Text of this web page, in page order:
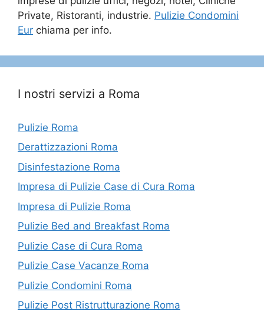
Private, Ristoranti, industrie. Pulizie Condomini
Eur chiama per info.
I nostri servizi a Roma
Pulizie Roma
Derattizzazioni Roma
Disinfestazione Roma
Impresa di Pulizie Case di Cura Roma
Impresa di Pulizie Roma
Pulizie Bed and Breakfast Roma
Pulizie Case di Cura Roma
Pulizie Case Vacanze Roma
Pulizie Condomini Roma
Pulizie Post Ristrutturazione Roma